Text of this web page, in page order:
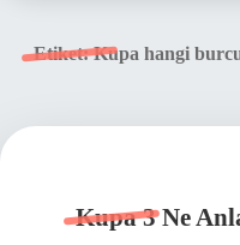
Etiket:Kupa hangi
Kupa 3 Ne